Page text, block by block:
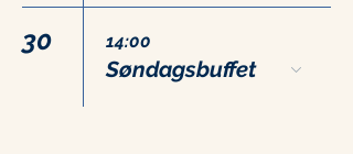
30 14:00
Søndagsbuffet